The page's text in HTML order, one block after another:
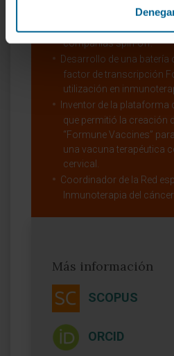
Algunas de sus patentes
acuerdos de licencia y a
compañías spin-off.
Desarrollo de una batería
factor de transcripción
utilización en
Inventor de la plataforma
que permitió la creación
“Formune Vaccines”
una vacuna terapéutica
cervical.
Coordinador de la Red
Inmunoterapia del cáncer:
Más información
SCOPUS
ORCID